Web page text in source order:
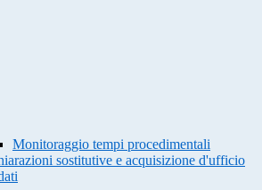
Monitoraggio tempi procedimentali
sostitutive e acquisizione d'ufficio